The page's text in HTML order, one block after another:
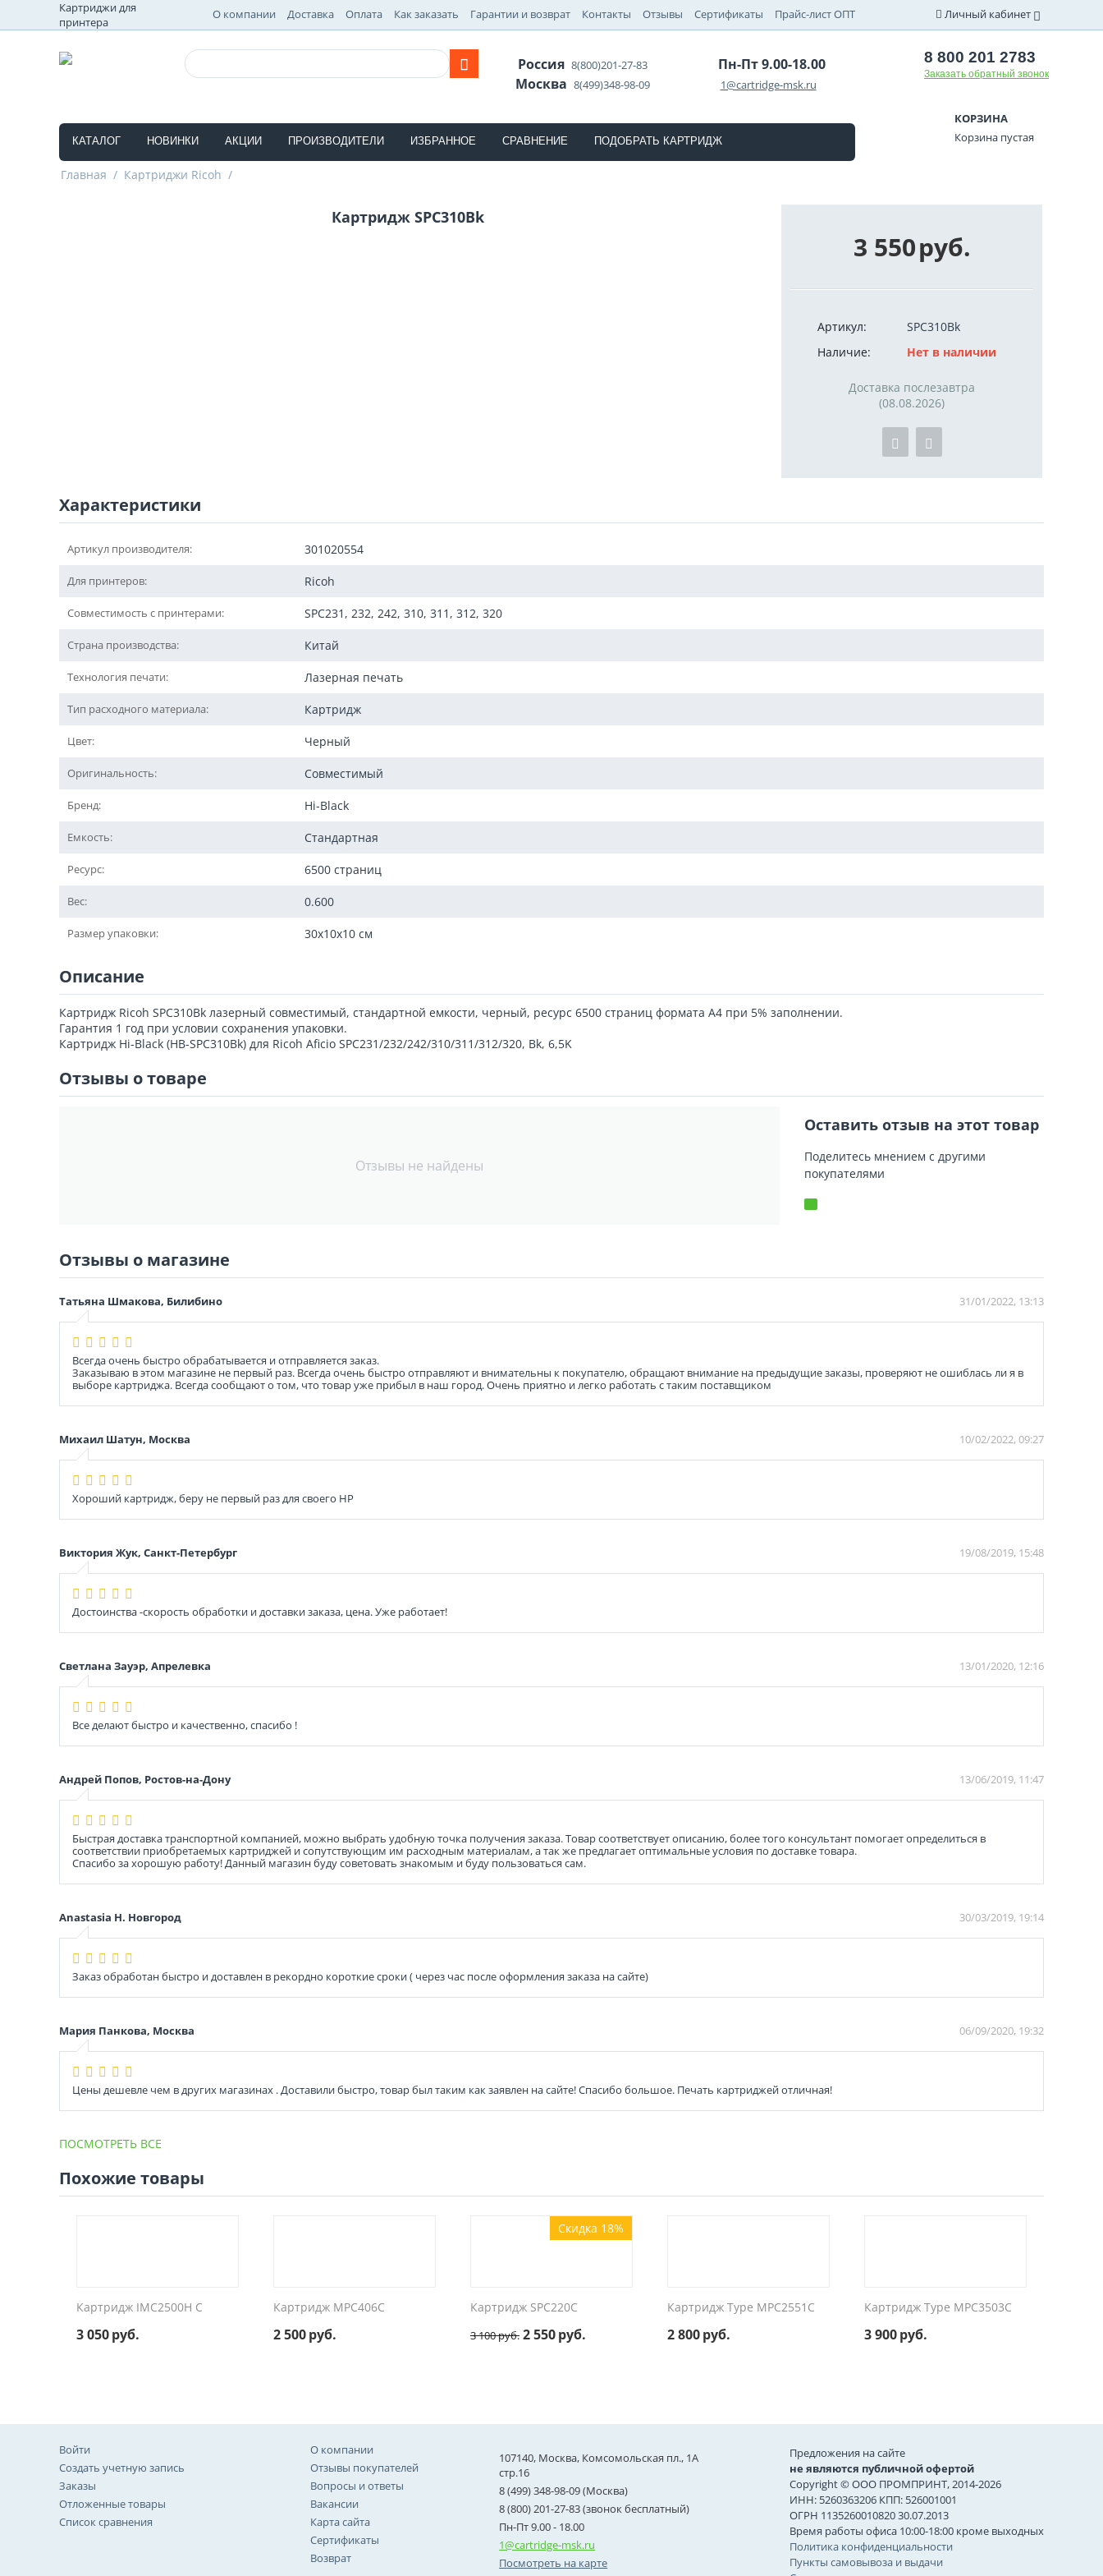
Картриджи для
принтера
О компании Доставка Оплата Как заказать Гарантии и возврат Контакты Отзывы Сертификаты Прайс-лист ОПТ Личный кабинет
Россия8(800)201-27-83
Москва8(499)348-98-09
Пн-Пт 9.00-18.00
1@cartridge-msk.ru
8 800 201 2783
Заказать обратный звонок
КАТАЛОГ НОВИНКИ АКЦИИ ПРОИЗВОДИТЕЛИ ИЗБРАННОЕ СРАВНЕНИЕ ПОДОБРАТЬ КАРТРИДЖ
КОРЗИНА
Корзина пустая
Главная / Картриджи Ricoh /
Картридж SPC310Bk
3 550руб.
Артикул:
SPC310Bk
Наличие:
Нет в наличии
Доставка послезавтра
(08.08.2026)
Характеристики
Артикул производителя: 301020554
Для принтеров: Ricoh
Совместимость с принтерами: SPC231, 232, 242, 310, 311, 312, 320
Страна производства: Китай
Технология печати: Лазерная печать
Тип расходного материала: Картридж
Цвет: Черный
Оригинальность: Совместимый
Бренд: Hi-Black
Емкость: Стандартная
Ресурс: 6500 страниц
Вес: 0.600
Размер упаковки: 30x10x10 см
Описание
Картридж Ricoh SPC310Bk лазерный совместимый, стандартной емкости, черный, ресурс 6500 страниц формата А4 при 5% заполнении.
Гарантия 1 год при условии сохранения упаковки.
Картридж Hi-Black (HB-SPC310Bk) для Ricoh Aficio SPC231/232/242/310/311/312/320, Bk, 6,5K
Отзывы о товаре
Отзывы не найдены
Оставить отзыв на этот товар
Поделитесь мнением с другими
покупателями
Отзывы о магазине
Татьяна Шмакова, Билибино 31/01/2022, 13:13
Всегда очень быстро обрабатывается и отправляется заказ.
Заказываю в этом магазине не первый раз. Всегда очень быстро отправляют и внимательны к покупателю, обращают внимание на предыдущие заказы, проверяют не ошиблась ли я в
выборе картриджа. Всегда сообщают о том, что товар уже прибыл в наш город. Очень приятно и легко работать с таким поставщиком
Михаил Шатун, Москва 10/02/2022, 09:27
Хороший картридж, беру не первый раз для своего НР
Виктория Жук, Санкт-Петербург 19/08/2019, 15:48
Достоинства -скорость обработки и доставки заказа, цена. Уже работает!
Светлана Зауэр, Апрелевка 13/01/2020, 12:16
Все делают быстро и качественно, спасибо !
Андрей Попов, Ростов-на-Дону 13/06/2019, 11:47
Быстрая доставка транспортной компанией, можно выбрать удобную точка получения заказа. Товар соответствует описанию, более того консультант помогает определиться в
соответствии приобретаемых картриджей и сопутствующим им расходным материалам, а так же предлагает оптимальные условия по доставке товара.
Спасибо за хорошую работу! Данный магазин буду советовать знакомым и буду пользоваться сам.
Anastasia Н. Новгород 30/03/2019, 19:14
Заказ обработан быстро и доставлен в рекордно короткие сроки ( через час после оформления заказа на сайте)
Мария Панкова, Москва 06/09/2020, 19:32
Цены дешевле чем в других магазинах . Доставили быстро, товар был таким как заявлен на сайте! Спасибо большое. Печать картриджей отличная!
ПОСМОТРЕТЬ ВСЕ
Похожие товары
Картридж IMC2500H C
3 050руб.
Картридж MPC406C
2 500руб.
Скидка 18%
Картридж SPC220C
3 100руб. 2 550руб.
Картридж Type MPC2551C
2 800руб.
Картридж Type MPC3503C
3 900руб.
Войти
Создать учетную запись
Заказы
Отложенные товары
Список сравнения
О компании
Отзывы покупателей
Вопросы и ответы
Вакансии
Карта сайта
Сертификаты
Возврат
107140, Москва, Комсомольская пл., 1А
стр.16
8 (499) 348-98-09 (Москва)
8 (800) 201-27-83 (звонок бесплатный)
Пн-Пт 9.00 - 18.00
1@cartridge-msk.ru
Посмотреть на карте
Предложения на сайте
не являются публичной офертой
Copyright © ООО ПРОМПРИНТ, 2014-2026
ИНН: 5260363206 КПП: 526001001
ОГРН 1135260010820 30.07.2013
Время работы офиса 10:00-18:00 кроме выходных
Политика конфиденциальности
Пункты самовывоза и выдачи